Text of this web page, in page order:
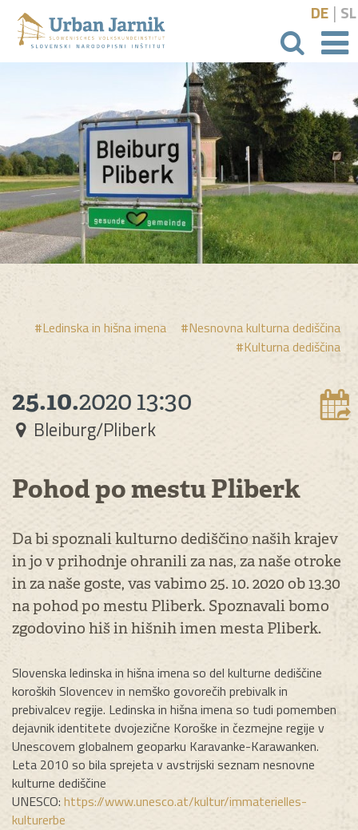
išči
DE | SL
#Ledinska in hišna imena
#Nesnovna kulturna dediščina
#Kulturna dediščina
25.10.202013:30
Bleiburg/Pliberk
Pohod po mestu Pliberk
Da bi spoznali kulturno dediščino naših krajev
in jo v prihodnje ohranili za nas, za naše otroke
in za naše goste, vas vabimo 25. 10. 2020 ob 13.30
na pohod po mestu Pliberk. Spoznavali bomo
zgodovino hiš in hišnih imen mesta Pliberk.
Slovenska ledinska in hišna imena so del kulturne dediščine
koroških Slovencev in nemško govorečih prebivalk in
prebivalcev regije. Ledinska in hišna imena so tudi pomemben
dejavnik identitete dvojezične Koroške in čezmejne regije v
Unescovem globalnem geoparku Karavanke-Karawanken.
Leta 2010 so bila sprejeta v avstrijski seznam nesnovne
kulturne dediščine
UNESCO: https://www.unesco.at/kultur/immaterielles-
kulturerbe